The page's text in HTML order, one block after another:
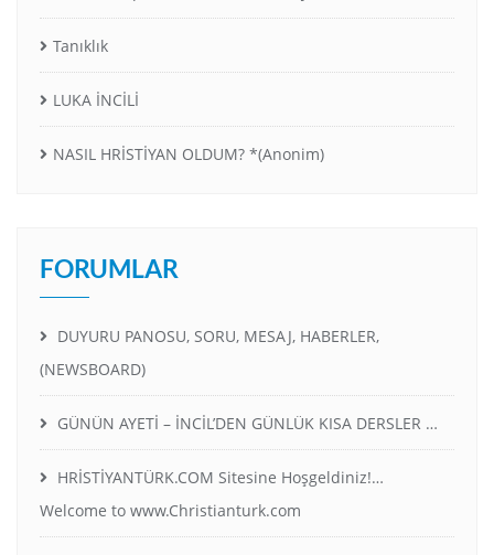
Tanıklık
LUKA İNCİLİ
NASIL HRİSTİYAN OLDUM? *(Anonim)
FORUMLAR
DUYURU PANOSU, SORU, MESAJ, HABERLER,
(NEWSBOARD)
GÜNÜN AYETİ – İNCİL’DEN GÜNLÜK KISA DERSLER …
HRİSTİYANTÜRK.COM Sitesine Hoşgeldiniz!…
Welcome to www.Christianturk.com